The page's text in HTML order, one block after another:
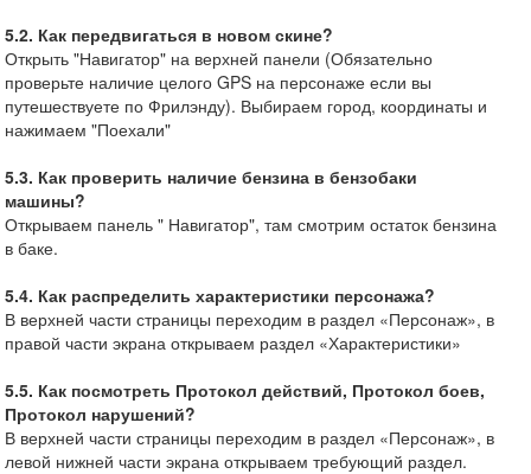
5.2. Как передвигаться в новом скине?
Открыть "Навигатор" на верхней панели (Обязательно
проверьте наличие целого GPS на персонаже если вы
путешествуете по Фрилэнду). Выбираем город, координаты и
нажимаем "Поехали"
5.3. Как проверить наличие бензина в бензобаки
машины?
Открываем панель " Навигатор", там смотрим остаток бензина
в баке.
5.4. Как распределить характеристики персонажа?
В верхней части страницы переходим в раздел «Персонаж», в
правой части экрана открываем раздел «Характеристики»
5.5. Как посмотреть Протокол действий, Протокол боев,
Протокол нарушений?
В верхней части страницы переходим в раздел «Персонаж», в
левой нижней части экрана открываем требующий раздел.